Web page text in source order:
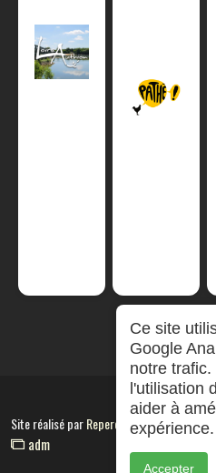
Site réalisé parRepereCom
adm
Ce site
Google
notre
l'utilisation
aider à
expérience.
Accepter